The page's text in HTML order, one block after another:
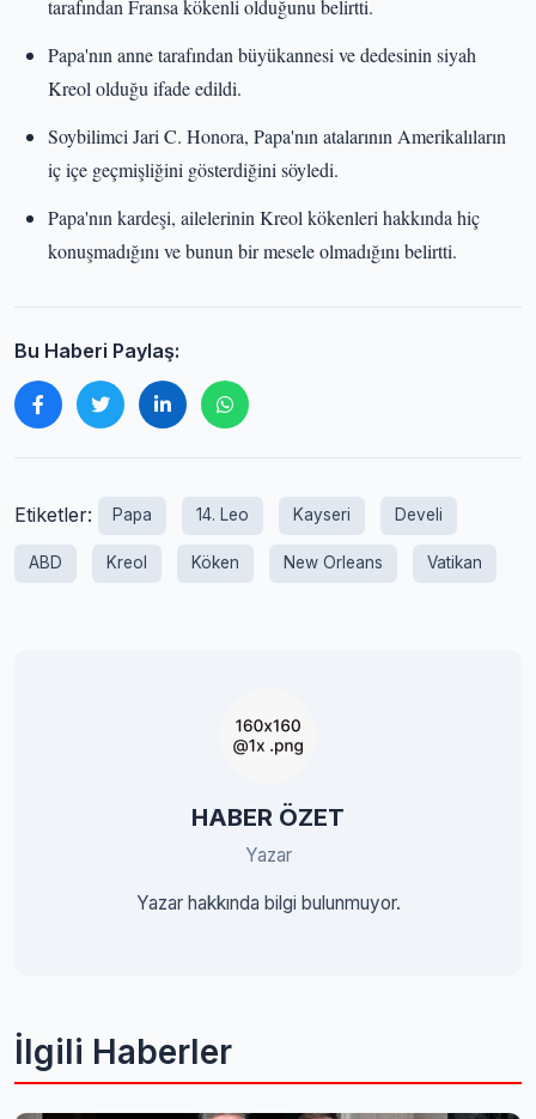
tarafından Fransa kökenli olduğunu belirtti.
Papa'nın anne tarafından büyükannesi ve dedesinin siyah
Kreol olduğu ifade edildi.
Soybilimci Jari C. Honora, Papa'nın atalarının Amerikalıların
iç içe geçmişliğini gösterdiğini söyledi.
Papa'nın kardeşi, ailelerinin Kreol kökenleri hakkında hiç
konuşmadığını ve bunun bir mesele olmadığını belirtti.
Bu Haberi Paylaş:
Etiketler: Papa 14. Leo Kayseri Develi
ABD Kreol Köken New Orleans Vatikan
HABER ÖZET
Yazar
Yazar hakkında bilgi bulunmuyor.
İlgili Haberler